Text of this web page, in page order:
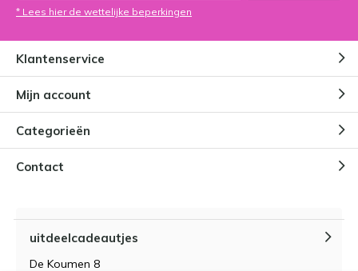
* Lees hier de wettelijke beperkingen
Klantenservice
Mijn account
Categorieën
Contact
uitdeelcadeautjes
De Koumen 8